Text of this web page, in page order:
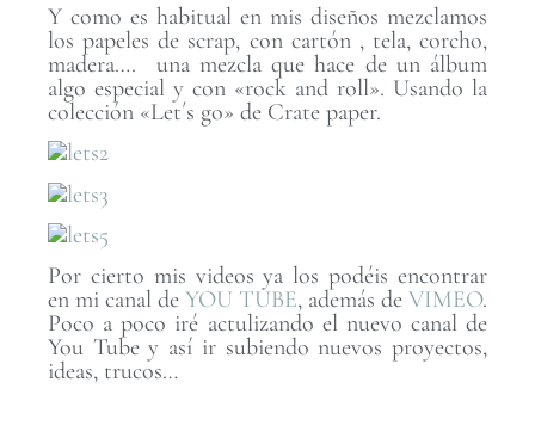
Y como es habitual en mis diseños mezclamos
los papeles de scrap, con cartón , tela, corcho,
madera…. una mezcla que hace de un álbum
algo especial y con «rock and roll». Usando la
colección «Let´s go» de Crate paper.
Por cierto mis videos ya los podéis encontrar
en mi canal de YOU TUBE, además de VIMEO.
Poco a poco iré actulizando el nuevo canal de
You Tube y así ir subiendo nuevos proyectos,
ideas, trucos…